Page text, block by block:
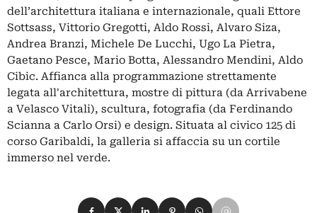
dell’architettura italiana e internazionale, quali Ettore
Sottsass, Vittorio Gregotti, Aldo Rossi, Alvaro Siza,
Andrea Branzi, Michele De Lucchi, Ugo La Pietra,
Gaetano Pesce, Mario Botta, Alessandro Mendini, Aldo
Cibic. Affianca alla programmazione strettamente
legata all'architettura, mostre di pittura (da Arrivabene
a Velasco Vitali), scultura, fotografia (da Ferdinando
Scianna a Carlo Orsi) e design. Situata al civico 125 di
corso Garibaldi, la galleria si affaccia su un cortile
immerso nel verde.
Condividi su Facebook
Condividi su X
Condividi su LinkedIn
Condividi su Pinterest
Condividi su WhatsApp
Condividi su Email